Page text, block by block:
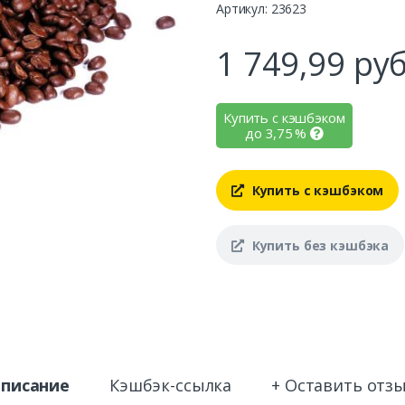
Артикул: 23623
1 749,99
Купить с кэшбэком
до 3,75%
Купить с кэшбэком
Купить без кэшбэка
Кэшбэк-ссылка + Оставить